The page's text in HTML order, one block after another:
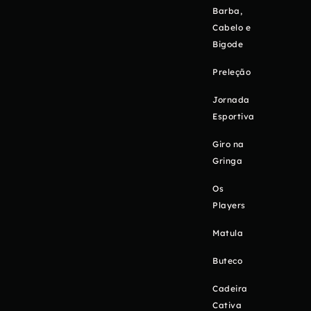
Barba,
Cabelo e
Bigode
Preleção
Jornada
Esportiva
Giro na
Gringa
Os
Players
Matula
Buteco
Cadeira
Cativa